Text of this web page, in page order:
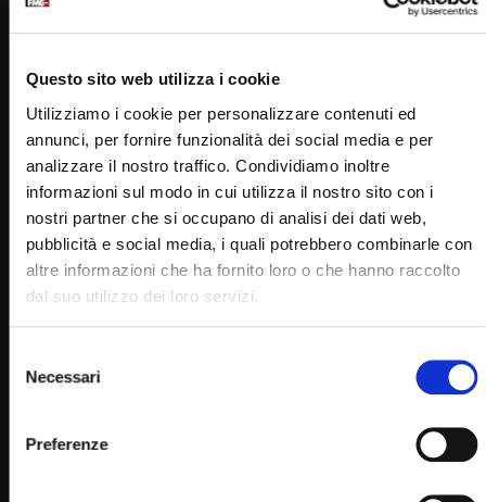
Questo sito web utilizza i cookie
Utilizziamo i cookie per personalizzare contenuti ed
annunci, per fornire funzionalità dei social media e per
analizzare il nostro traffico. Condividiamo inoltre
informazioni sul modo in cui utilizza il nostro sito con i
nostri partner che si occupano di analisi dei dati web,
pubblicità e social media, i quali potrebbero combinarle con
altre informazioni che ha fornito loro o che hanno raccolto
dal suo utilizzo dei loro servizi.
delNecessari
Preferenze
25:09
“Un cortometraggio di… S.PER.AN.ZE”
STAFF
12/04/2025